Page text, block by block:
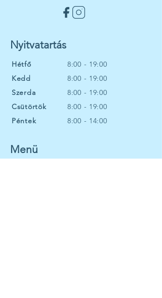
Nyitvatartás
Hétfő
Kedd
Szerda
Csütörtök
Péntek
8:00 - 19:00
8:00 - 19:00
8:00 - 19:00
8:00 - 19:00
8:00 - 14:00
Menü